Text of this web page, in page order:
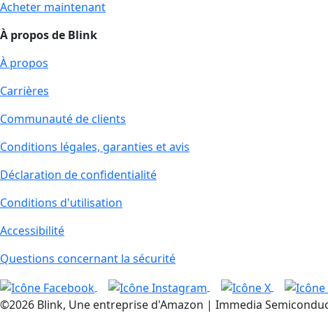
Acheter maintenant
À propos de Blink
À propos
Carrières
Communauté de clients
Conditions légales, garanties et avis
Déclaration de confidentialité
Conditions d'utilisation
Accessibilité
Questions concernant la sécurité
©2026 Blink, Une entreprise d'Amazon | Immedia